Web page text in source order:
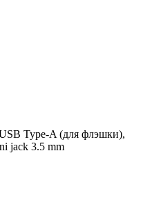
Type-A (для флэшки),
jack 3.5 mm